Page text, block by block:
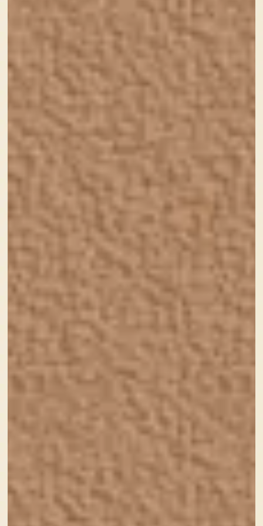
きっと着てる姿を想像するから
さらにかわいく見えてしまう
Newborn baby boy set – blue clothes as bodysuit,
booties, toys – on white table top-down frame.
我が家には縁がなくなってかなり時間が経過してい
友人や親戚の子供が生まれるたびに、ウッキウキでベ
ビー服売り場にプレゼントを選びに行きます(笑)
小ぶりな作りと、ベビー服ならではのふわっとしたカ
『角』がない、丸っとしたフォルム。
そして安心安全柔らか素材。
赤ちゃんのなめらかな柔らか肌を連想させますね
え〜！